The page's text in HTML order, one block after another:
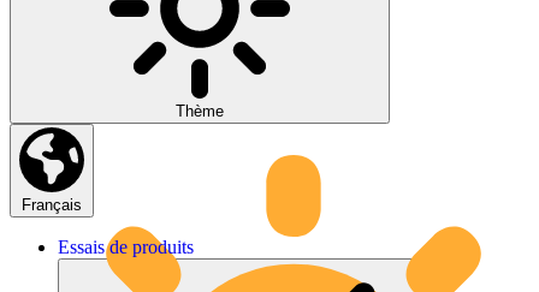
Thème
Français
Essais de produits